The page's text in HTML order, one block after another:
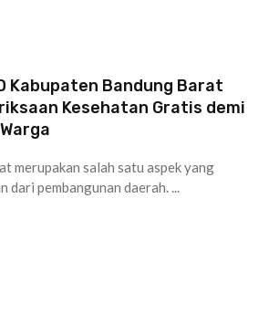
Kabupaten Bandung Barat
Kesehatan Gratis demi
merupakan salah satu aspek yang
dari pembangunan daerah. ...